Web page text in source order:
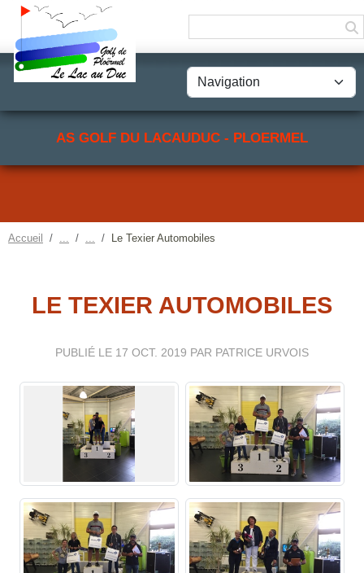
AS GOLF DU LACAUDUC - PLOERMEL
Accueil Le Texier Automobiles
LE TEXIER AUTOMOBILES
PUBLIÉ LE 17 OCT. 2019 PAR PATRICE URVOIS
Panneau de gestion des cookies